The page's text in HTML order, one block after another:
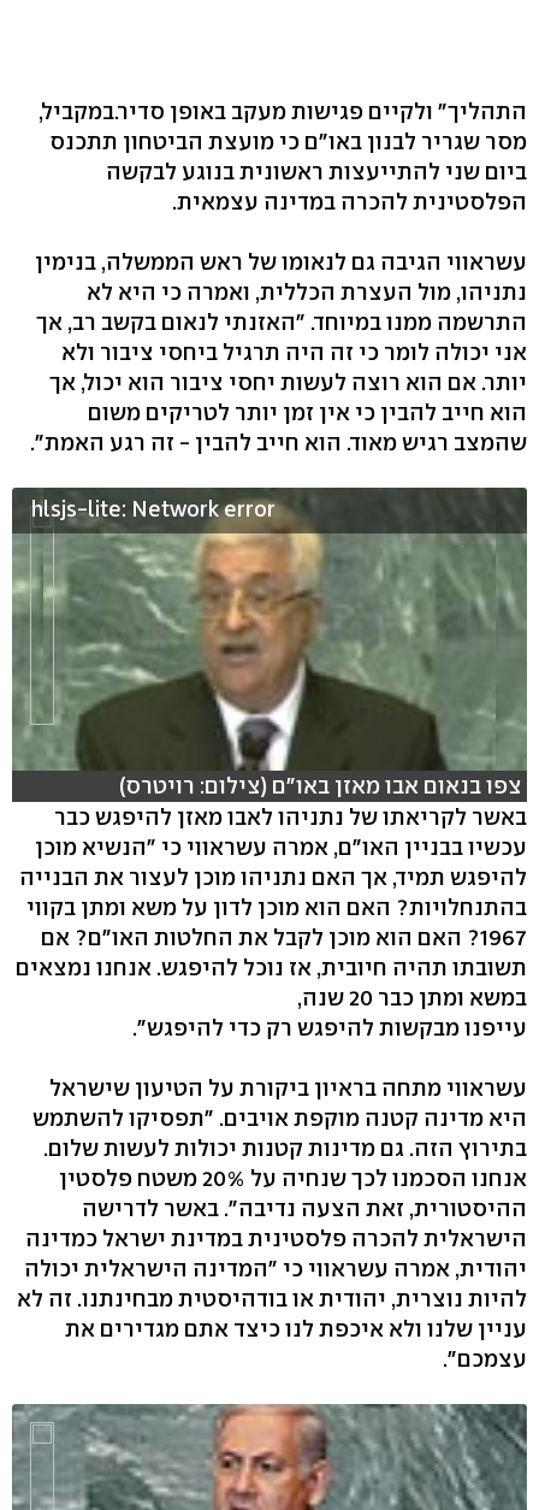
התהליך" ולקיים פגישות מעקב באופן סדיר.במקביל,
מסר שגריר לבנון באו"ם כי מועצת הביטחון תתכנס
ביום שני להתייעצות ראשונית בנוגע לבקשה
הפלסטינית להכרה במדינה עצמאית.
עשראווי הגיבה גם לנאומו של ראש הממשלה, בנימין
נתניהו, מול העצרת הכללית, ואמרה כי היא לא
התרשמה ממנו במיוחד. "האזנתי לנאום בקשב רב, אך
אני יכולה לומר כי זה היה תרגיל ביחסי ציבור ולא
יותר. אם הוא רוצה לעשות יחסי ציבור הוא יכול, אך
הוא חייב להבין כי אין זמן יותר לטריקים משום
שהמצב רגיש מאוד. הוא חייב להבין - זה רגע האמת".
hlsjs-lite: Network error
צפו בנאום אבו מאזן באו"ם (צילום: רויטרס)
באשר לקריאתו של נתניהו לאבו מאזן להיפגש כבר
עכשיו בבניין האו"ם, אמרה עשראווי כי "הנשיא מוכן
להיפגש תמיד, אך האם נתניהו מוכן לעצור את הבנייה
בהתנחלויות? האם הוא מוכן לדון על משא ומתן בקווי
1967? האם הוא מוכן לקבל את החלטות האו"ם? אם
תשובתו תהיה חיובית, אז נוכל להיפגש. אנחנו נמצאים
במשא ומתן כבר 20 שנה,
עייפנו מבקשות להיפגש רק כדי להיפגש".
עשראווי מתחה בראיון ביקורת על הטיעון שישראל
היא מדינה קטנה מוקפת אויבים. "תפסיקו להשתמש
בתירוץ הזה. גם מדינות קטנות יכולות לעשות שלום.
אנחנו הסכמנו לכך שנחיה על 20% משטח פלסטין
ההיסטורית, זאת הצעה נדיבה". באשר לדרישה
הישראלית להכרה פלסטינית במדינת ישראל כמדינה
יהודית, אמרה עשראווי כי "המדינה הישראלית יכולה
להיות נוצרית, יהודית או בודהיסטית מבחינתנו. זה לא
עניין שלנו ולא איכפת לנו כיצד אתם מגדירים את
עצמכם".